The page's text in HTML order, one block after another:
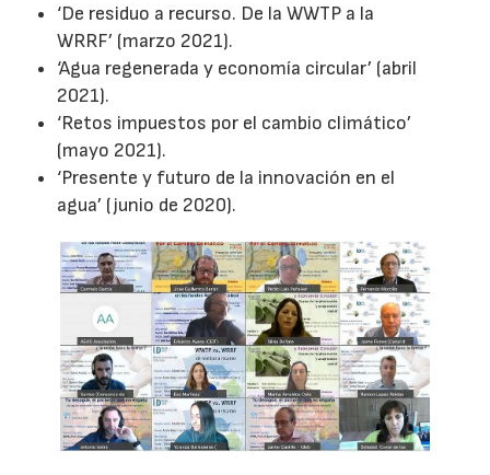
‘De residuo a recurso. De la WWTP a la
WRRF’ (marzo 2021).
‘Agua regenerada y economía circular’ (abril
2021).
‘Retos impuestos por el cambio climático’
(mayo 2021).
‘Presente y futuro de la innovación en el
agua’ (junio de 2020).